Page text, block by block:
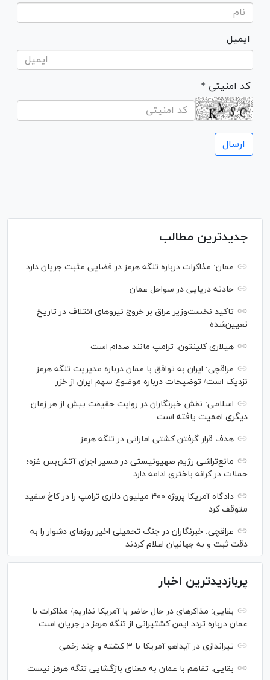
ایمیل
* کد امنیتی
جدیدترین مطالب
عمان: مذاکرات درباره تنگه هرمز در فضایی مثبت جریان دارد
حادثه دریایی در سواحل عمان
تاکید نخست‌وزیر عراق بر خروج نیروهای ائتلاف در تاریخ
تعیین‌شده
هیلاری کلینتون: ترامپ مانند صدام است
عراقچی: ایران به توافق با عمان درباره مدیریت تنگه هرمز
نزدیک است/ توضیحات درباره موضوع سهم ایران از خزر
اسلامی: نقش خبرنگاران در روایت حقیقت بیش از هر زمان
دیگری اهمیت یافته است
هدف قرار گرفتن کشتی اماراتی در تنگه هرمز
مانع‌تراشی رژیم صهیونیستی در مسیر اجرای آتش‌بس غزه؛
حملات در کرانه باختری ادامه دارد
دادگاه آمریکا پروژه ۴۰۰ میلیون دلاری ترامپ را در کاخ سفید
متوقف کرد
عراقچی: خبرنگاران در جنگ تحمیلی اخیر روز‌های دشوار را به
دقت ثبت و به جهانیان اعلام کردند
پربازدیدترین اخبار
بقایی: مذاکره‎ای در حال حاضر با آمریکا نداریم/ مذاکرات با
عمان درباره تردد ایمن کشتیرانی از تنگه هرمز در جریان است
تیراندازی در آیداهو آمریکا با ۳ کشته و چند زخمی
بقایی: تفاهم با عمان به معنای بازگشایی تنگه هرمز نیست